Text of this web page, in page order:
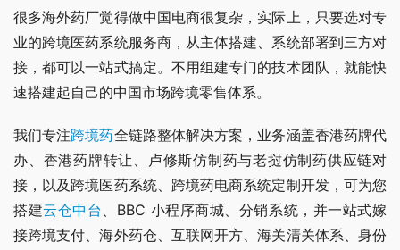
很多海外药厂觉得做中国电商很复杂，实际上，只要选对专
业的跨境医药系统服务商，从主体搭建、系统部署到三方对
接，都可以一站式搞定。不用组建专门的技术团队，就能快
速搭建起自己的中国市场跨境零售体系。
我们专注跨境药全链路整体解决方案，业务涵盖香港药牌代
办、香港药牌转让、卢修斯仿制药与老挝仿制药供应链对
接，以及跨境医药系统、跨境药电商系统定制开发，可为您
搭建云仓中台 、BBC 小程序商城、分销系统，并一站式嫁
接跨境支付、海外药仓、互联网开方、海关清关体系、身份